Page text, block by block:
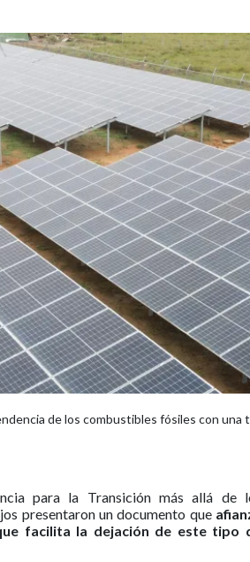
de los combustibles fósiles con
para la Transición más allá de
presentaron un documento que
facilita la dejación de este tipo